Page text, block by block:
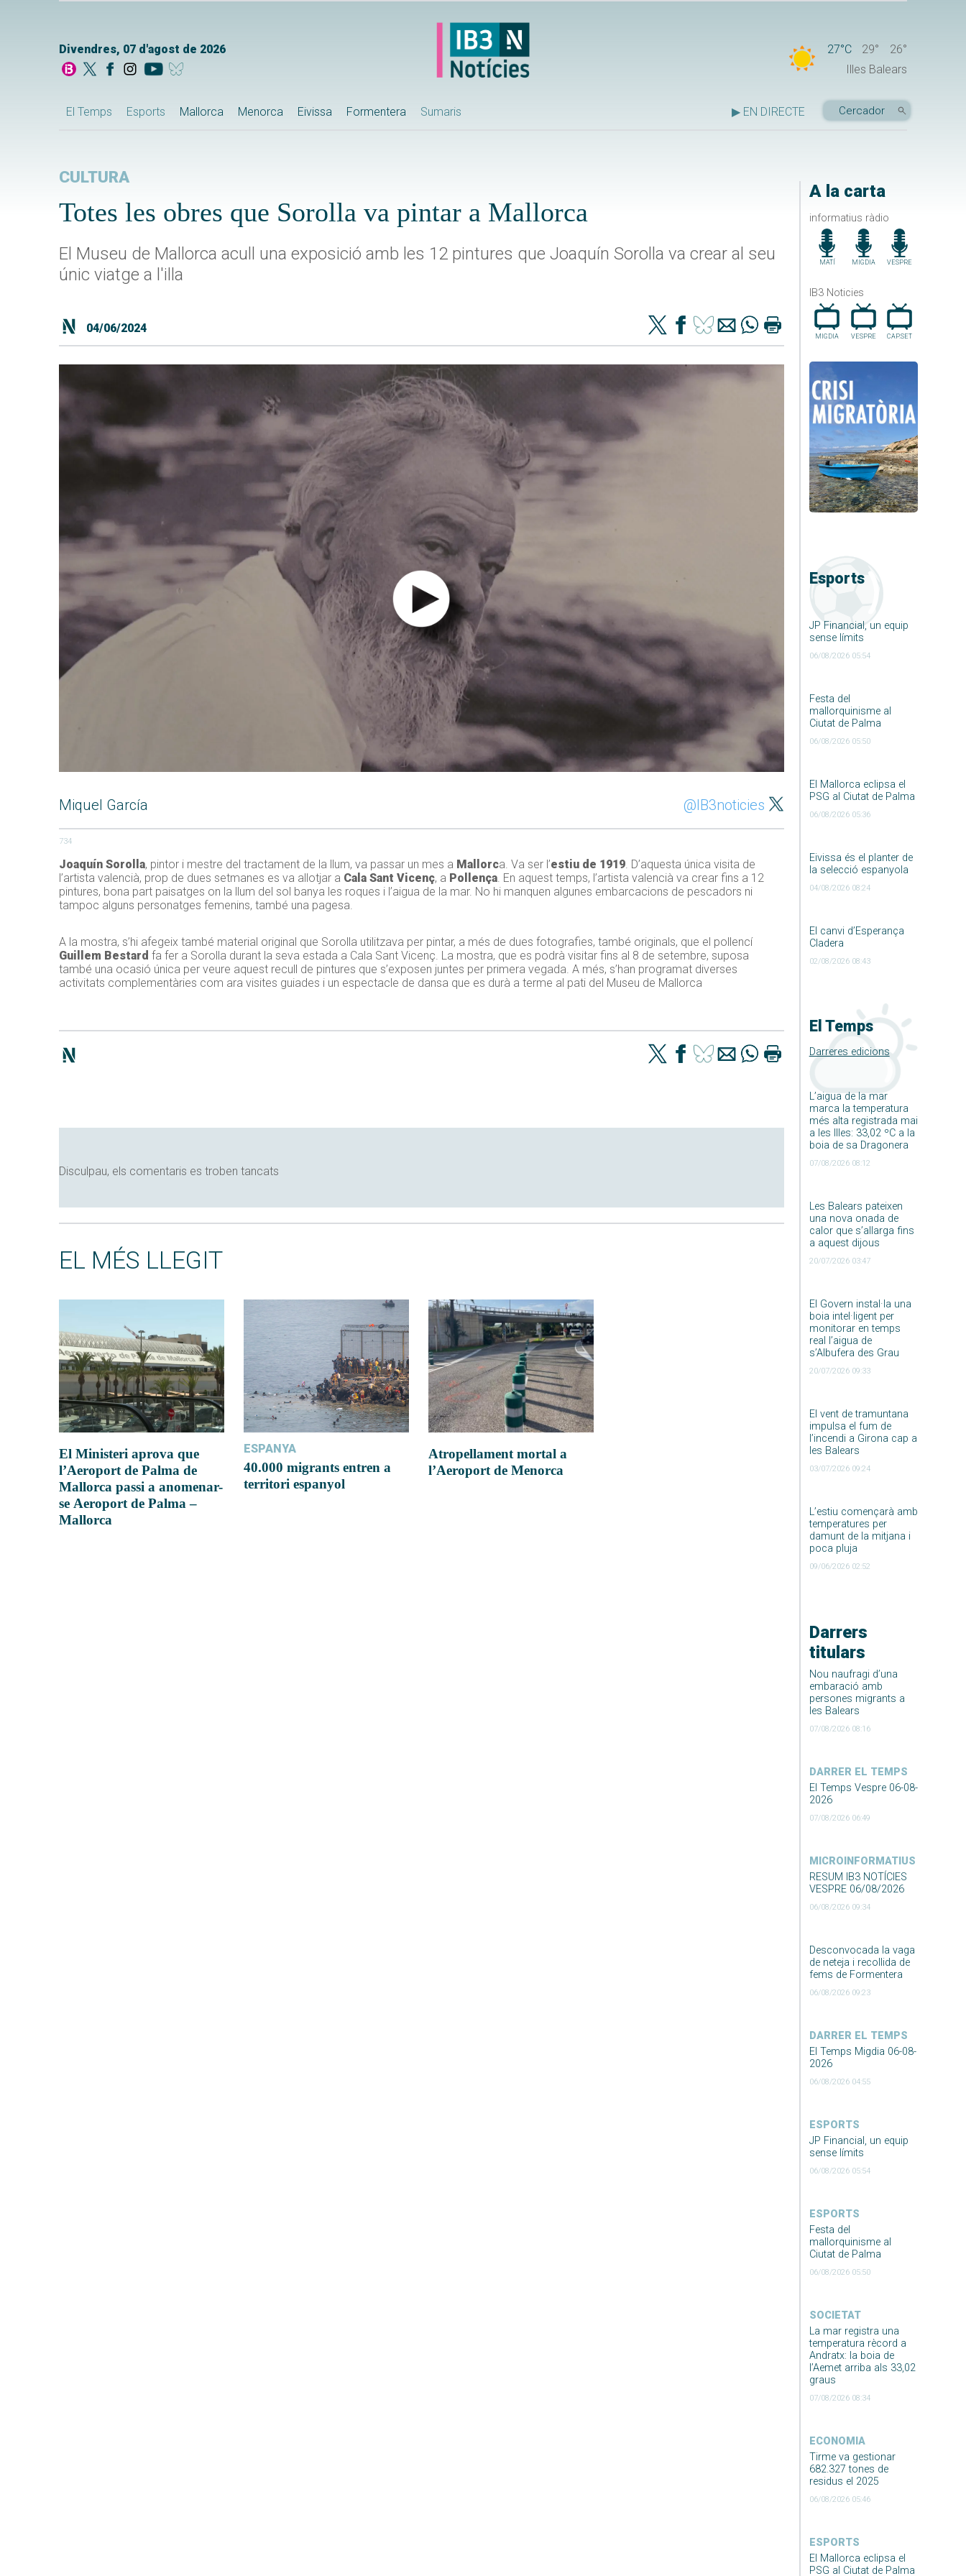
Divendres, 07 d'agost de 2026 27°C 29°
26°
Illes Balears
El Temps Esports Mallorca Menorca Eivissa Formentera Sumaris ▶ EN DIRECTE
A la carta
informatius ràdio
MATÍ MIGDIA VESPRE
IB3 Noticies
MIGDIA VESPRE CAP.SET
Esports
JP Financial, un equip
sense límits
06/08/2026 05:54
Festa del
mallorquinisme al
Ciutat de Palma
06/08/2026 05:50
El Mallorca eclipsa el
PSG al Ciutat de Palma
06/08/2026 05:36
Eivissa és el planter de
la selecció espanyola
04/08/2026 08:24
El canvi d’Esperança
Cladera
02/08/2026 08:43
El Temps
Darreres edicions
L’aigua de la mar
marca la temperatura
més alta registrada mai
a les Illes: 33,02 ºC a la
boia de sa Dragonera
07/08/2026 08:12
Les Balears pateixen
una nova onada de
calor que s’allarga fins
a aquest dijous
20/07/2026 03:47
El Govern instal·la una
boia intel·ligent per
monitorar en temps
real l’aigua de
s’Albufera des Grau
20/07/2026 09:33
El vent de tramuntana
impulsa el fum de
l’incendi a Girona cap a
les Balears
03/07/2026 09:24
L’estiu començarà amb
temperatures per
damunt de la mitjana i
poca pluja
09/06/2026 02:52
Darrers
titulars
Nou naufragi d’una
embaració amb
persones migrants a
les Balears
07/08/2026 08:16
DARRER EL TEMPS
El Temps Vespre 06-08-
2026
07/08/2026 06:49
MICROINFORMATIUS
RESUM IB3 NOTÍCIES
VESPRE 06/08/2026
06/08/2026 09:34
Desconvocada la vaga
de neteja i recollida de
fems de Formentera
06/08/2026 09:23
DARRER EL TEMPS
El Temps Migdia 06-08-
2026
06/08/2026 04:55
ESPORTS
JP Financial, un equip
sense límits
06/08/2026 05:54
ESPORTS
Festa del
mallorquinisme al
Ciutat de Palma
06/08/2026 05:50
SOCIETAT
La mar registra una
temperatura rècord a
Andratx: la boia de
l’Aemet arriba als 33,02
graus
07/08/2026 08:34
ECONOMIA
Tirme va gestionar
682.327 tones de
residus el 2025
06/08/2026 05:46
ESPORTS
El Mallorca eclipsa el
PSG al Ciutat de Palma
CULTURA
Totes les obres que Sorolla va pintar a Mallorca
El Museu de Mallorca acull una exposició amb les 12 pintures que Joaquín Sorolla va crear al seu
únic viatge a l'illa
04/06/2024
Miquel García @IB3noticies
734
Joaquín Sorolla, pintor i mestre del tractament de la llum, va passar un mes a Mallorca. Va ser l’estiu de 1919. D’aquesta única visita de
l’artista valencià, prop de dues setmanes es va allotjar a Cala Sant Vicenç, a Pollença. En aquest temps, l’artista valencià va crear fins a 12
pintures, bona part paisatges on la llum del sol banya les roques i l’aigua de la mar. No hi manquen algunes embarcacions de pescadors ni
tampoc alguns personatges femenins, també una pagesa.
A la mostra, s’hi afegeix també material original que Sorolla utilitzava per pintar, a més de dues fotografies, també originals, que el pollencí
Guillem Bestard fa fer a Sorolla durant la seva estada a Cala Sant Vicenç. La mostra, que es podrà visitar fins al 8 de setembre, suposa
també una ocasió única per veure aquest recull de pintures que s’exposen juntes per primera vegada. A més, s’han programat diverses
activitats complementàries com ara visites guiades i un espectacle de dansa que es durà a terme al pati del Museu de Mallorca
Disculpau, els comentaris es troben tancats
EL MÉS LLEGIT
El Ministeri aprova que
l’Aeroport de Palma de
Mallorca passi a anomenar-
se Aeroport de Palma –
Mallorca
ESPANYA
40.000 migrants entren a
territori espanyol
Atropellament mortal a
l’Aeroport de Menorca